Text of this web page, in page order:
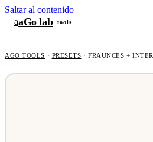
Saltar al contenido
aaGo lab tools
AGO TOOLS · PRESETS ·FRAUNCES + INTER